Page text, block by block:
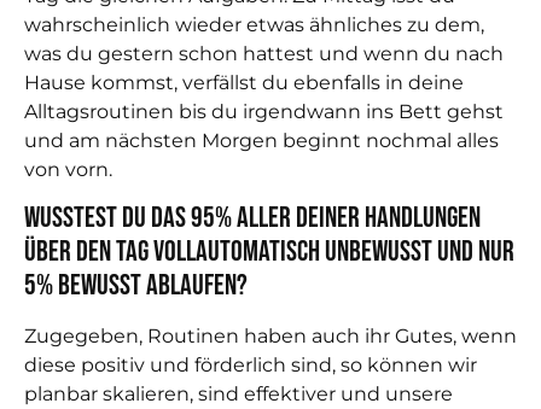
wahrscheinlich wieder etwas ähnliches zu dem,
was du gestern schon hattest und wenn du nach
Hause kommst, verfällst du ebenfalls in deine
Alltagsroutinen bis du irgendwann ins Bett gehst
und am nächsten Morgen beginnt nochmal alles
von vorn.
Wusstest du das 95% aller deiner Handlungen
über den Tag vollautomatisch unbewusst und nur
5% bewusst ablaufen?
Zugegeben, Routinen haben auch ihr Gutes, wenn
diese positiv und förderlich sind, so können wir
planbar skalieren, sind effektiver und unsere